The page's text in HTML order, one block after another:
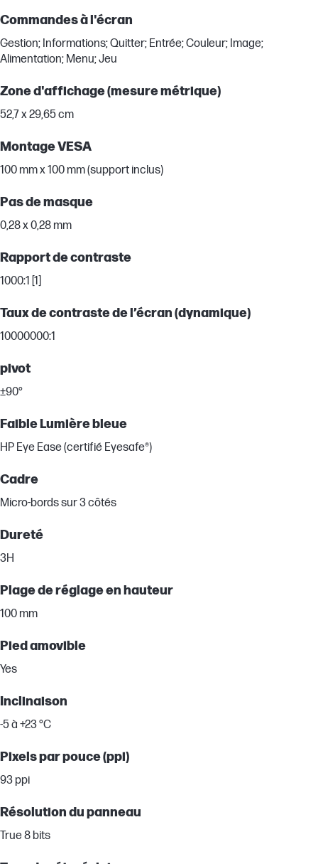
Commandes à l'écran
Gestion; Informations; Quitter; Entrée; Couleur; Image;
Alimentation; Menu; Jeu
Zone d'affichage (mesure métrique)
52,7 x 29,65 cm
Montage VESA
100 mm x 100 mm (support inclus)
Pas de masque
0,28 x 0,28 mm
Rapport de contraste
1000:1 [1]
Taux de contraste de l’écran (dynamique)
10000000:1
pivot
±90°
Faible Lumière bleue
HP Eye Ease (certifié Eyesafe®)
Cadre
Micro-bords sur 3 côtés
Dureté
3H
Plage de réglage en hauteur
100 mm
Pied amovible
Yes
Inclinaison
-5 à +23 °C
Pixels par pouce (ppi)
93 ppi
Résolution du panneau
True 8 bits